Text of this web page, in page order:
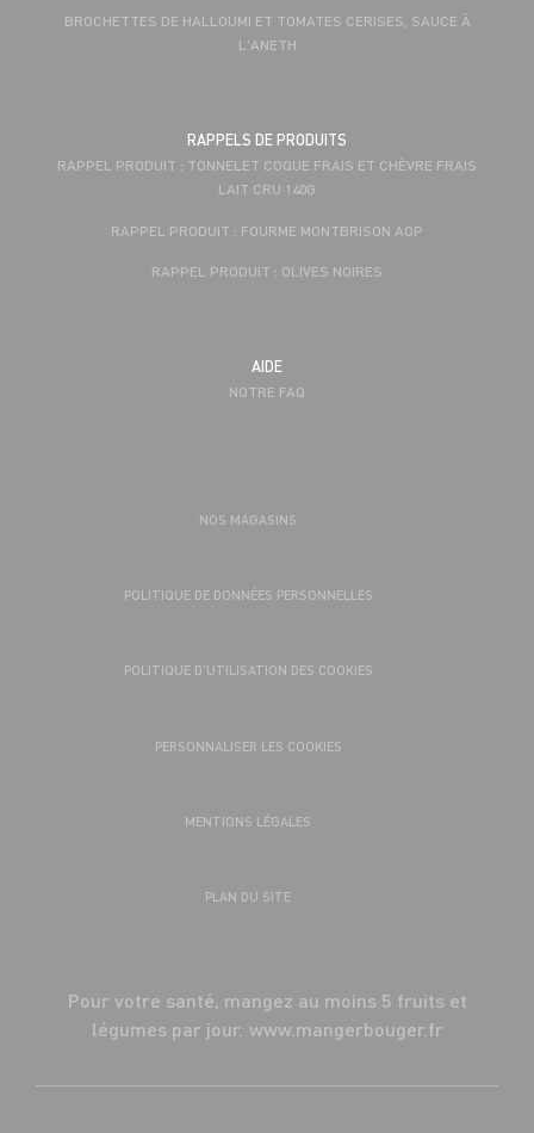
BROCHETTES DE HALLOUMI ET TOMATES CERISES, SAUCE À
L'ANETH
RAPPELS DE PRODUITS
RAPPEL PRODUIT : TONNELET COQUE FRAIS ET CHÈVRE FRAIS
LAIT CRU 140G
RAPPEL PRODUIT : FOURME MONTBRISON AOP
RAPPEL PRODUIT : OLIVES NOIRES
AIDE
NOTRE FAQ
NOS MAGASINS
POLITIQUE DE DONNÉES PERSONNELLES
POLITIQUE D’UTILISATION DES COOKIES
PERSONNALISER LES COOKIES
MENTIONS LÉGALES
PLAN DU SITE
Pour votre santé, mangez au moins 5 fruits et
légumes par jour. www.mangerbouger.fr